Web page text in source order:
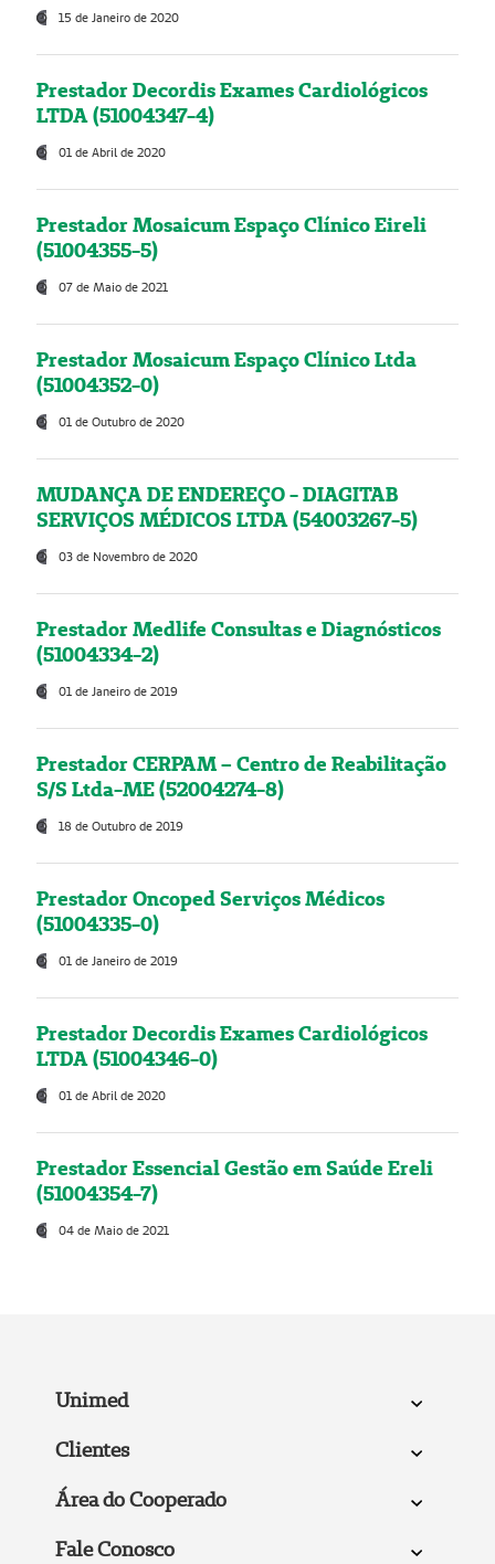
15 de Janeiro de 2020
Prestador Decordis Exames Cardiológicos
LTDA (51004347-4)
01 de Abril de 2020
Prestador Mosaicum Espaço Clínico Eireli
(51004355-5)
07 de Maio de 2021
Prestador Mosaicum Espaço Clínico Ltda
(51004352-0)
01 de Outubro de 2020
MUDANÇA DE ENDEREÇO - DIAGITAB
SERVIÇOS MÉDICOS LTDA (54003267-5)
03 de Novembro de 2020
Prestador Medlife Consultas e Diagnósticos
(51004334-2)
01 de Janeiro de 2019
Prestador CERPAM – Centro de Reabilitação
S/S Ltda-ME (52004274-8)
18 de Outubro de 2019
Prestador Oncoped Serviços Médicos
(51004335-0)
01 de Janeiro de 2019
Prestador Decordis Exames Cardiológicos
LTDA (51004346-0)
01 de Abril de 2020
Prestador Essencial Gestão em Saúde Ereli
(51004354-7)
04 de Maio de 2021
Unimed
Clientes
Área do Cooperado
Fale Conosco